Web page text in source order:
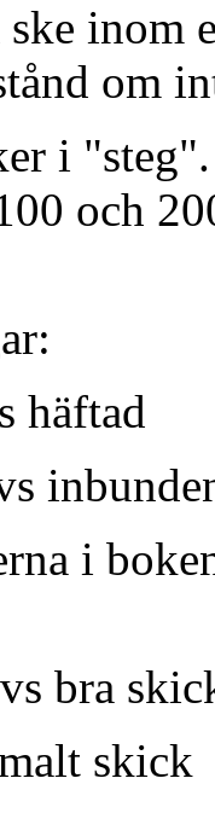
inom
om
i
och
häftad
i
bra
skick